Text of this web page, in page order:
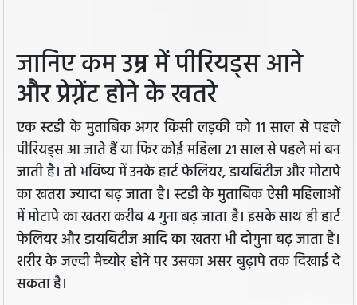
जानिए कम उम्र में पीरियड्स आने
और प्रेग्नेंट होने के खतरे
एक स्टडी के मुताबिक अगर किसी लड़की को 11 साल से पहले
पीरियड्स आ जाते हैं या फिर कोई महिला 21 साल से पहले मां बन
जाती है। तो भविष्य में उनके हार्ट फेलियर, डायबिटीज और मोटापे
का खतरा ज्यादा बढ़ जाता है। स्टडी के मुताबिक ऐसी महिलाओं
में मोटापे का खतरा करीब 4 गुना बढ़ जाता है। इसके साथ ही हार्ट
फेलियर और डायबिटीज आदि का खतरा भी दोगुना बढ़ जाता है।
शरीर के जल्दी मैच्योर होने पर उसका असर बुढ़ापे तक दिखाई दे
सकता है।